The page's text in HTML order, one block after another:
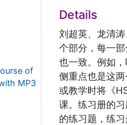
of
MP3
Details
刘超英、龙清
个部分，每一
也一致。例如
侧重点也是这
或教学时将《
课。练习册的
的练习题，练